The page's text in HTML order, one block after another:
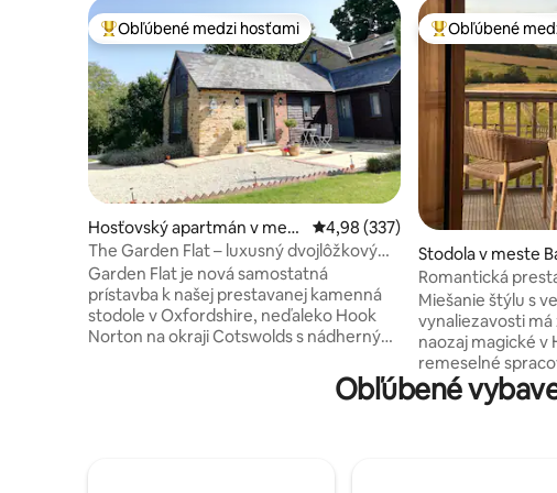
Najobľúbenejšie medzi hosťami
Obľúbené medzi hosťami
Hosťovský apartmán v mest
e Hook Norton
Priemerné ohodnotenie 4,98 z
4,98 (337)
The Garden Flat – luxusný dvojlôžkový
apartmán v Cotswold
Garden Flat je nová samostatná
prístavba k našej prestavanej kamenná
stodole v Oxfordshire, neďaleko Hook
Norton na okraji Cotswolds s nádherným
vkusne zariadené s malým kuchynským
kútom, 2-krúžkovou varnou doskou,
Najobľúbenejšie
Obľúbené
Stodola v meste
he-Heath
Romantická
Cotswolds AONB.
Miešanie štýlu s
vynaliezavosti
naozaj magické
remeselné
modernom
stretáva s
Obľúbené